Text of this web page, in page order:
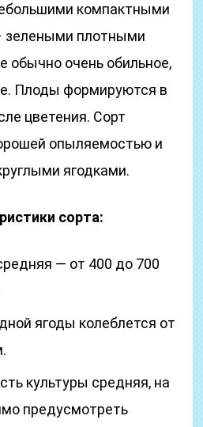
компактными
зелеными плотными
обычно очень обильное,
Плоды формируются в
цветения. Сорт
опыляемостью и
ягодками.
сорта:
— от 400 до 700
ягоды колеблется от
культуры средняя, на
предусмотреть